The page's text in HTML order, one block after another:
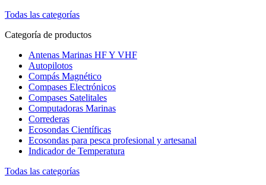
Todas las categorías
Categoría de productos
Antenas Marinas HF Y VHF
Autopilotos
Compás Magnético
Compases Electrónicos
Compases Satelitales
Computadoras Marinas
Correderas
Ecosondas Científicas
Ecosondas para pesca profesional y artesanal
Indicador de Temperatura
Todas las categorías